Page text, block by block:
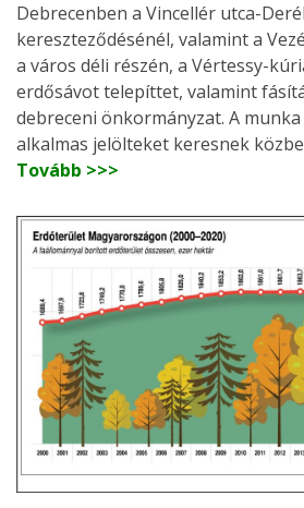
Debrecenben a Vincellér utca-
kereszteződésénél, valamint a
a város déli részén, a Vértessy-
erdősávot telepíttet, valamint
debreceni önkormányzat. A
alkalmas jelölteket keresnek
Tovább >>>